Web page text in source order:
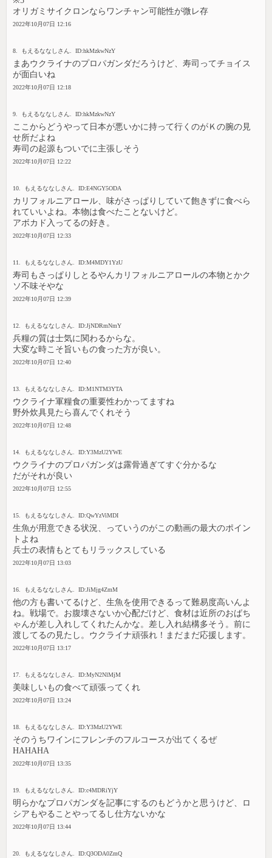
オリガミサイクロンならワンチャン可能性が微レ存
2022年10月07日 12:16
8. もえるななしさん. ID:hkMzkwNzY
まあウクライナのプロパガンダだろうけど、寿司ってチョイス
が面白いね
2022年10月07日 12:18
9. もえるななしさん. ID:hkMzkwNzY
ここからどうやって日本が悪いかに持って行くのがＫの腕の見
せ所だよね
寿司の起源もついでに主張しそう
2022年10月07日 12:22
10. もえるななしさん. ID:E4NGY5ODA
カリフォルニアロール、味がさっぱりしていて飽きずに食べら
れていいよね。本物は食べたことないけど。
アボカド入ってるの好き。
2022年10月07日 12:33
11. もえるななしさん. ID:M4MDY1YzU
寿司もさっぱりしとるやんカリフォルニアロールの本物とかク
ソ不味そやな
2022年10月07日 12:39
12. もえるななしさん. ID:JjNDRmNmY
兵糧の質は士気に関わるからな。
大変な時こそ旨いもの食った方が良い。
2022年10月07日 12:40
13. もえるななしさん. ID:M1NTM3YTA
ウクライナ軍糧食の重要性わかってますね
野外炊具見たら喜んでくれそう
2022年10月07日 12:48
14. もえるななしさん. ID:Y3MzU2YWE
ウクライナのプロパガンダは露骨過ぎてすぐ分かるな
だがそれが良い
2022年10月07日 12:55
15. もえるななしさん. ID:QwYzViMDI
生魚が用意できる状況、っていうのがこの動画の最大のポイン
トよね
兵士の表情もとてもリラックスしている
2022年10月07日 13:03
16. もえるななしさん. ID:JiMjg4ZmM
他の方も書いてるけど、生魚を使用できるって難易度高いんよ
ね。戦場で。お腹壊さないか心配だけど、食材は近所のおばち
ゃんが差し入れしてくれたんかな。差し入れ結構多そう。前に
渡してるの見たし。ウクライナ頑張れ！まだまだ応援します。
2022年10月07日 13:17
17. もえるななしさん. ID:MyN2NlMjM
美味しいもの食べて頑張ってくれ
2022年10月07日 13:24
18. もえるななしさん. ID:Y3MzU2YWE
そのうちワインにフレンチのフルコースが出てくるぜ
HAHAHA
2022年10月07日 13:35
19. もえるななしさん. ID:c4MDRiYjY
明らかなプロパガンダを記事にするのもどうかと思うけど、ロ
シアもやることやってるし仕方ないかな
2022年10月07日 13:44
20. もえるななしさん. ID:Q3ODA0ZmQ